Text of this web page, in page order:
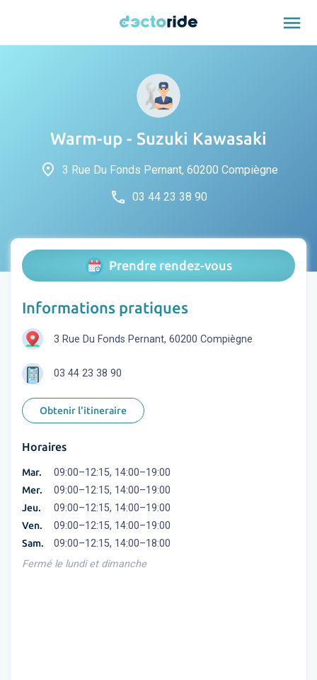
menu
Warm-up - Suzuki Kawasaki
place 3 Rue Du Fonds Pernant, 60200 Compiègne
phone 03 44 23 38 90
Prendre rendez-vous
Informations pratiques
3 Rue Du Fonds Pernant, 60200 Compiègne
03 44 23 38 90
Obtenir l'itineraire
Horaires
Mar. 09:00–12:15, 14:00–19:00
Mer. 09:00–12:15, 14:00–19:00
Jeu. 09:00–12:15, 14:00–19:00
Ven. 09:00–12:15, 14:00–19:00
Sam.
09:00–12:15, 14:00–18:00
Fermé le lundi et dimanche